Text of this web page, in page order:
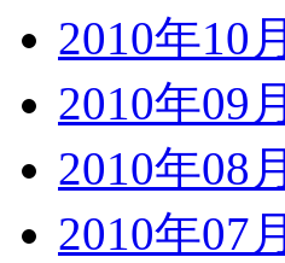
2010年10月
2010年09月
2010年08月
2010年07月